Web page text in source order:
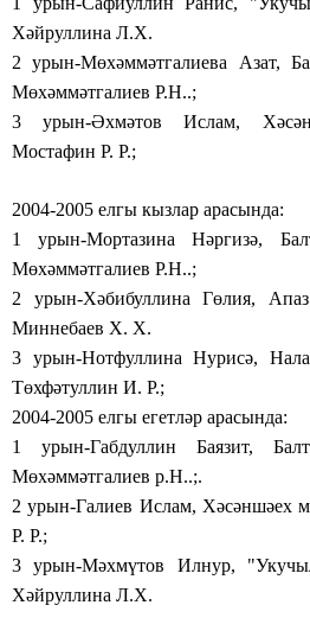
Хәйруллина Л.Х.
2 урын-Мөхәммәтгалиева Азат,
Мөхәммәтгалиев Р.Н..;
3 урын-Әхмәтов Ислам,
Мостафин Р. Р.;
2004-2005 елгы кызлар арасында:
1 урын-Мортазина Нәргизә,
Мөхәммәтгалиев Р.Н..;
2 урын-Хәбибуллина Гөлия,
Миннебаев Х. Х.
3 урын-Нотфуллина Нурисә,
Төхфәтуллин И. Р.;
2004-2005 елгы егетләр арасында:
1 урын-Габдуллин Баязит,
Мөхәммәтгалиев р.Н..;.
2 урын-Галиев Ислам, Хәсәншәех
Р. Р.;
3 урын-Мәхмүтов Илнур,
Хәйруллина Л.Х.